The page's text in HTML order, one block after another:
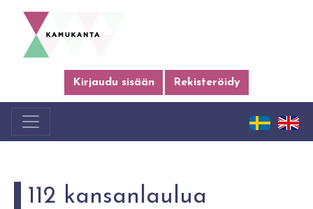
Kirjaudu sisään Rekisteröidy
112 kansanlaulua